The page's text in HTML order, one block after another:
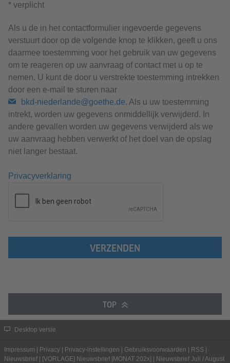
* verplicht
Als u de in het contactformulier ingevoerde gegevens
verstuurt door op de volgende knop te klikken, geeft u ons
daarmee toestemming voor het gebruik van uw gegevens
om te reageren op uw aanvraag of contact met u op te
nemen. U kunt de door u verstrekte toestemming intrekken
door een e-mail te sturen naar
bkd-niederlande@goethe.de. Als u uw toestemming
intrekt, worden uw gegevens onmiddellijk verwijderd. In
andere gevallen worden uw gegevens verwijderd als we
uw aanvraag hebben verwerkt of het doel van de opslag
niet langer bestaat.
Privacyverklaring
VERZENDEN
TOP
Desktop versie
Impressum | Privacy | Privacy-instellingen | Gebruiksvoorwaarden | RSS |
Nieuwsbrief | [VORLAGE] Nieuwsbrief [MONAT 202x] | Nieuwsbrief Juli / August